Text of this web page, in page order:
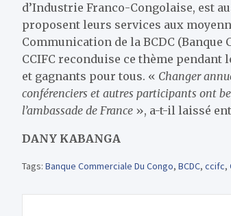
d’Industrie Franco-Congolaise, est
proposent leurs services aux
Communication de la BCDC (Banque
CCIFC reconduise ce thème
et gagnants pour tous. « Changer
conférenciers et autres participants ont
l’ambassade de France », a-t-il laissé
DANY KABANGA
Tags: Banque Commerciale Du Congo, BCDC, ccifc,